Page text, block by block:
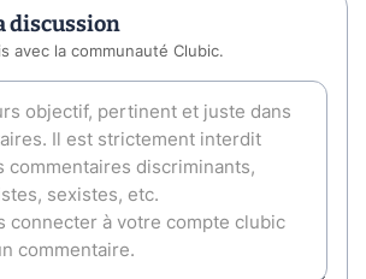
discussion
avec la communauté Clubic.